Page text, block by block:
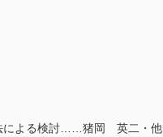
による検討……猪岡 英二・他